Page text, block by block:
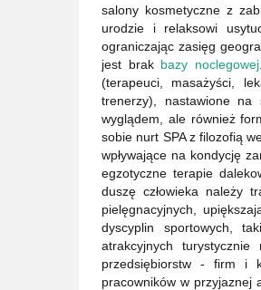
salony kosmetyczne z
urodzie i relaksowi
ograniczając zasięg
jest brak bazy noclegowej
(terapeuci, masażyści,
trenerzy), nastawione na
wyglądem, ale również
sobie nurt SPA z filozofią
wpływające na kondycję
egzotyczne terapie
duszę człowieka należy
pielęgnacyjnych,
dyscyplin sportowych,
atrakcyjnych
przedsiębiorstw - firm i
pracowników w przyjaznej